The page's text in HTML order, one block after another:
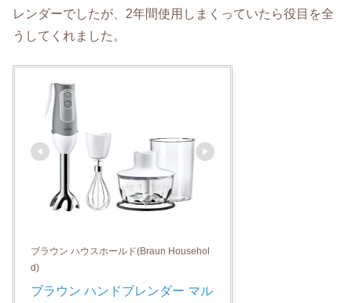
レンダーでしたが、2年間使用しまくっていたら役目を全
うしてくれました。
ブラウン ハウスホールド(Braun Househol
d)
ブラウン ハンドブレンダー マル